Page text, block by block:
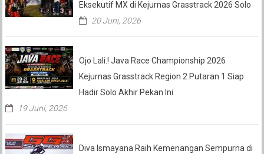
Eksekutif MX di Kejurnas Grasstrack 2026 Solo
20 Juni, 2026
Ojo Lali.! Java Race Championship 2026
Kejurnas Grasstrack Region 2 Putaran 1 Siap
Hadir Solo Akhir Pekan Ini.
19 Juni, 2026
Diva Ismayana Raih Kemenangan Sempurna di